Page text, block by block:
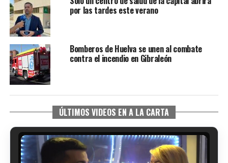
por las tardes este verano
Bomberos de Huelva se unen al combate
contra el incendio en Gibraleón
ÚLTIMOS VIDEOS EN A LA CARTA